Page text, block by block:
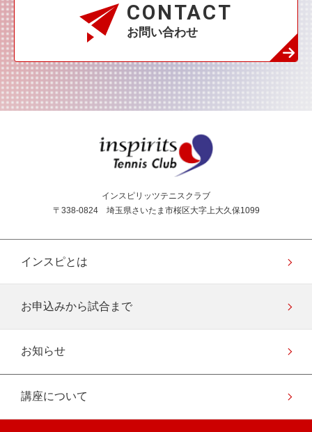
CONTACT
お問い合わせ
インスピリッツテニスクラブ
〒338-0824 埼玉県さいたま市桜区大字上大久保1099
インスピとは
お申込みから試合まで
お知らせ
講座について